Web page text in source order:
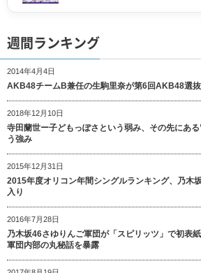
週間ランキング
2014年4月4日
AKB48チームB兼任の生駒里奈が第6回AKB48選
2018年12月10日
寺田蘭世ー子どもっぽさという弱み、その先にあ
う強み
2015年12月31日
2015年度オリコン年間シングルランキング、乃木
入り
2016年7月28日
乃木坂46さゆりんご軍団が「スピリッツ」で初表
軍団内部の丸秘話を暴露